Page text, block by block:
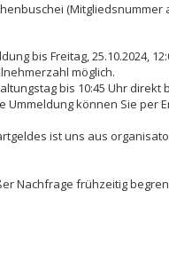
(Mitgliedsnummer
bis Freitag, 25.10.2024,
möglich.
bis 10:45 Uhr direkt
Ummeldung können Sie per
ist uns aus
Nachfrage frühzeitig